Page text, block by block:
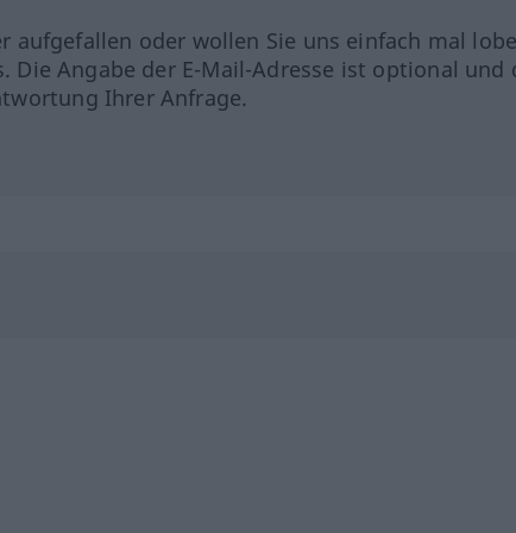
aufgefallen oder wollen Sie uns einfach mal
Die Angabe der E-Mail-Adresse ist optional und
Ihrer Anfrage.